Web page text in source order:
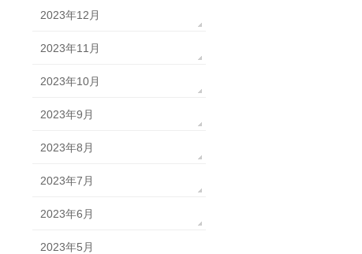
2023年12月
2023年11月
2023年10月
2023年9月
2023年8月
2023年7月
2023年6月
2023年5月